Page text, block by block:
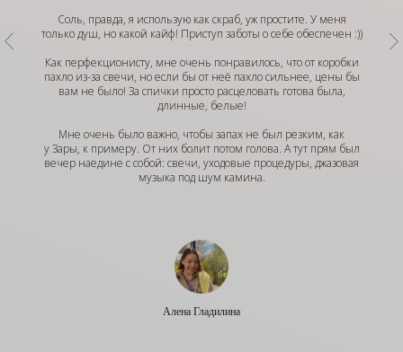
Соль, правда, я использую как скраб, уж простите. У меня
только душ, но какой кайф! Приступ заботы о себе обеспечен :))
Как перфекционисту, мне очень понравилось, что от коробки
пахло из-за свечи, но если бы от неё пахло сильнее, цены бы
вам не было! За спички просто расцеловать готова была,
длинные, белые!
Мне очень было важно, чтобы запах не был резким, как
у Зары, к примеру. От них болит потом голова. А тут прям был
вечер наедине с собой: свечи, уходовые процедуры, джазовая
музыка под шум камина.
Алена Гладилина